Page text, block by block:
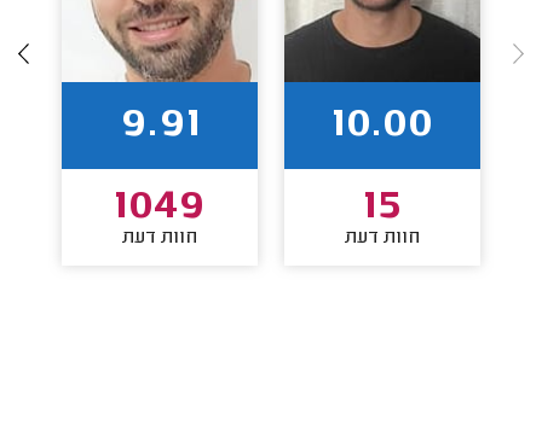
10.00
15
חוות דעת
9.91
1049
חוות דעת